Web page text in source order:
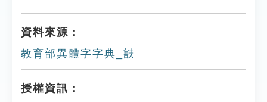
資料來源：
教育部異體字字典_㝬
授權資訊：